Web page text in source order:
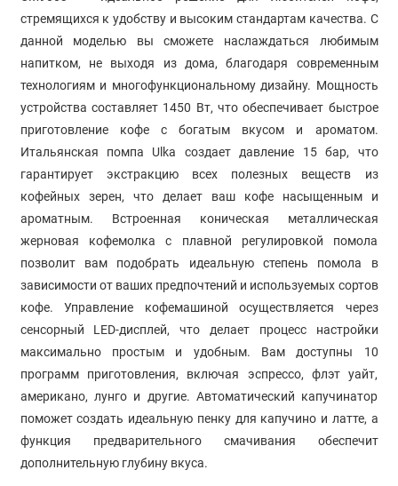
стремящихся к удобству и высоким стандартам качества. С
данной моделью вы сможете наслаждаться любимым
напитком, не выходя из дома, благодаря современным
технологиям и многофункциональному дизайну. Мощность
устройства составляет 1450 Вт, что обеспечивает быстрое
приготовление кофе с богатым вкусом и ароматом.
Итальянская помпа Ulka создает давление 15 бар, что
гарантирует экстракцию всех полезных веществ из
кофейных зерен, что делает ваш кофе насыщенным и
ароматным. Встроенная коническая металлическая
жерновая кофемолка с плавной регулировкой помола
позволит вам подобрать идеальную степень помола в
зависимости от ваших предпочтений и используемых сортов
кофе. Управление кофемашиной осуществляется через
сенсорный LED-дисплей, что делает процесс настройки
максимально простым и удобным. Вам доступны 10
программ приготовления, включая эспрессо, флэт уайт,
американо, лунго и другие. Автоматический капучинатор
поможет создать идеальную пенку для капучино и латте, а
функция предварительного смачивания обеспечит
дополнительную глубину вкуса.